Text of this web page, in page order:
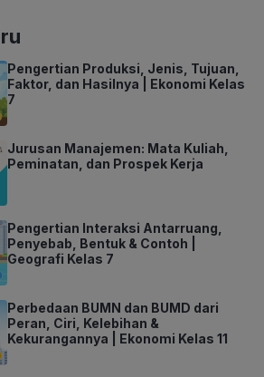
Pengertian Produksi, Jenis, Tujuan,
Faktor, dan Hasilnya | Ekonomi Kelas
7
Jurusan Manajemen: Mata Kuliah,
Peminatan, dan Prospek Kerja
Pengertian Interaksi Antarruang,
Penyebab, Bentuk & Contoh |
Geografi Kelas 7
Perbedaan BUMN dan BUMD dari
Peran, Ciri, Kelebihan &
Kekurangannya | Ekonomi Kelas 11